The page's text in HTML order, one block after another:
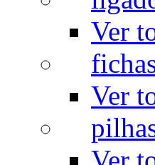
Ver
Ver